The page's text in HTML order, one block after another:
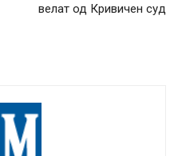
велат од Кривичен суд